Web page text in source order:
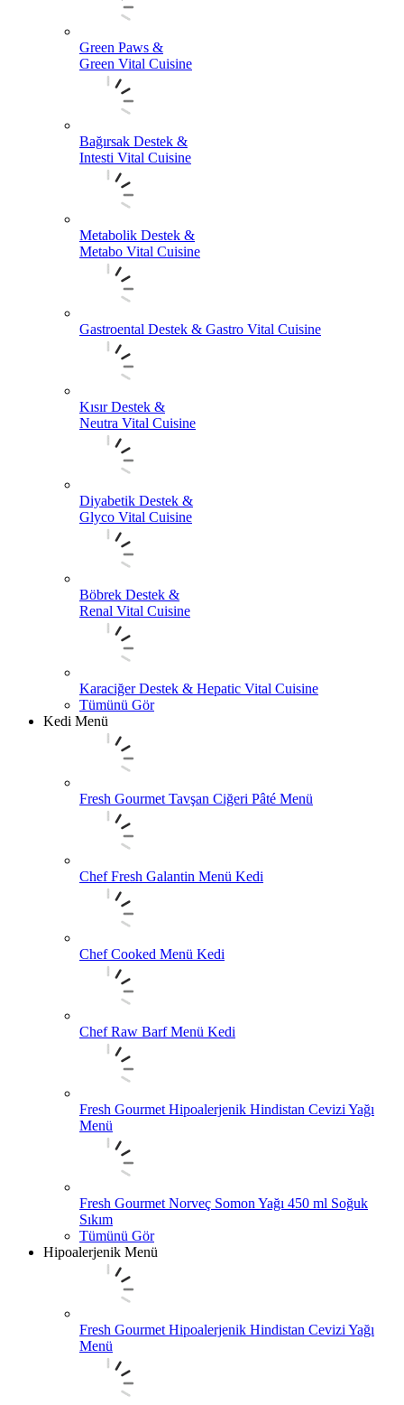
Green Paws &
Green Vital Cuisine
Bağırsak Destek &
Intesti Vital Cuisine
Metabolik Destek &
Metabo Vital Cuisine
Gastroental Destek & Gastro Vital Cuisine
Kısır Destek &
Neutra Vital Cuisine
Diyabetik Destek &
Glyco Vital Cuisine
Böbrek Destek &
Renal Vital Cuisine
Karaciğer Destek & Hepatic Vital Cuisine
Tümünü Gör
Kedi Menü
Fresh Gourmet Tavşan Ciğeri Pâté Menü
Chef Fresh Galantin Menü Kedi
Chef Cooked Menü Kedi
Chef Raw Barf Menü Kedi
Fresh Gourmet Hipoalerjenik Hindistan Cevizi Yağı
Menü
Fresh Gourmet Norveç Somon Yağı 450 ml Soğuk
Sıkım
Tümünü Gör
Hipoalerjenik Menü
Fresh Gourmet Hipoalerjenik Hindistan Cevizi Yağı
Menü